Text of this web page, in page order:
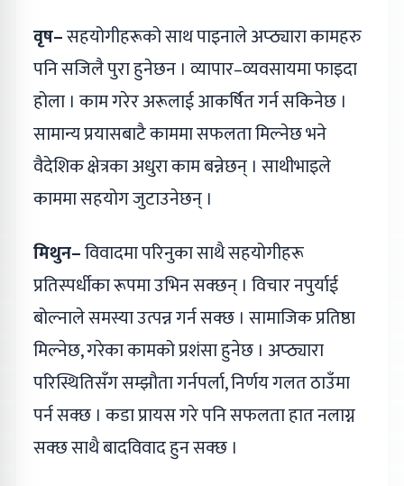
वृष–सहयोगीहरूको साथ पाइनाले अप्ठ्यारा कामहरु
पनि सजिलै पुरा हुनेछन । व्यापार–व्यवसायमा फाइदा
होला । काम गरेर अरूलाई आकर्षित गर्न सकिनेछ ।
सामान्य प्रयासबाटै काममा सफलता मिल्नेछ भने
वैदेशिक क्षेत्रका अधुरा काम बन्नेछन् । साथीभाइले
काममा सहयोग जुटाउनेछन् ।
मिथुन–विवादमा परिनुका साथै सहयोगीहरू
प्रतिस्पर्धीका रूपमा उभिन सक्छन् । विचार नपुर्याई
बोल्नाले समस्या उत्पन्न गर्न सक्छ । सामाजिक प्रतिष्ठा
मिल्नेछ, गरेका कामको प्रशंसा हुनेछ । अप्ठ्यारा
परिस्थितिसँग सम्झौता गर्नपर्ला, निर्णय गलत ठाउँमा
पर्न सक्छ । कडा प्रायस गरे पनि सफलता हात नलाग्न
सक्छ साथै बादविवाद हुन सक्छ ।